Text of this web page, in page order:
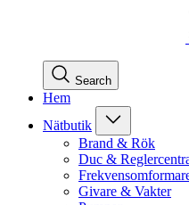
Search
Hem
Nätbutik
Brand & Rök
Duc &
Givare & Vakter